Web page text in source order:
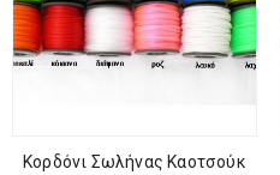
Κορδόνι Σωλήνας Καοτσούκ